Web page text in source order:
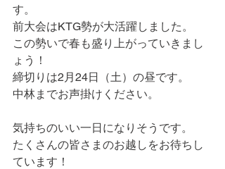
す。
前大会はKTG勢が大活躍しました。
この勢いで春も盛り上がっていきまし
ょう！
締切りは2月24日（土）の昼です。
中林までお声掛けください。
気持ちのいい一日になりそうです。
たくさんの皆さまのお越しをお待ちし
ています！